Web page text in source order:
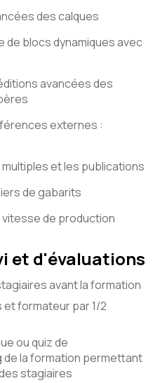
des calques
de blocs dynamiques avec
avancées des
externes :
et les publications
de gabarits
de production
et d'évaluations
avant la formation
formateur par 1/2
ou quiz de
la formation permettant
stagiaires